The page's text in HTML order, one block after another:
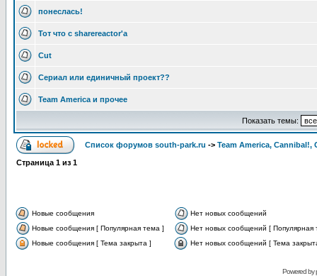
понеслась!
Тот что с sharereactor'а
Cut
Сериал или единичный проект??
Team America и прочее
Показать темы:
Список форумов south-park.ru -> Team America, Cannibal!,
Страница 1 из 1
Новые сообщения
Нет новых сообщений
Новые сообщения [ Популярная тема ]
Нет новых сообщений [ Популярная
Новые сообщения [ Тема закрыта ]
Нет новых сообщений [ Тема
Powered by